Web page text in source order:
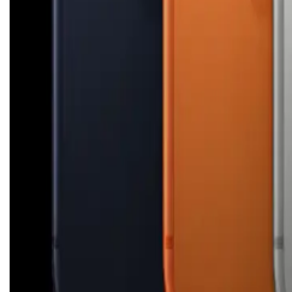
özelliği yalnızca AirTag 2 ile
çipi ve kamera eksikliği nedeniyle